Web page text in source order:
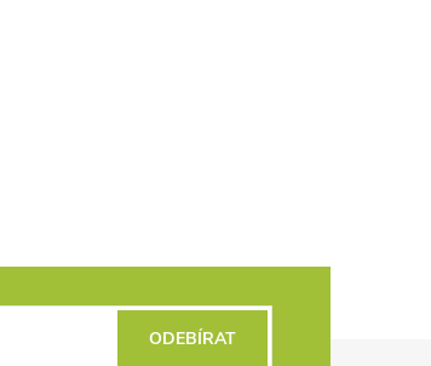
ODEBÍRAT